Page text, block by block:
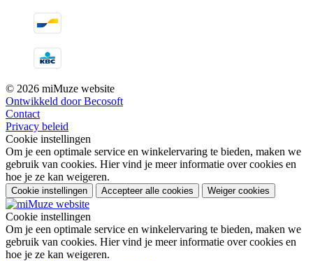
© 2026 miMuze website
Ontwikkeld door Becosoft
Contact
Privacy beleid
Cookie instellingen
Om je een optimale service en winkelervaring te bieden, maken we
gebruik van cookies. Hier vind je meer informatie over cookies en
hoe je ze kan weigeren.
Cookie instellingen Accepteer alle cookies Weiger cookies
Cookie instellingen
Om je een optimale service en winkelervaring te bieden, maken we
gebruik van cookies. Hier vind je meer informatie over cookies en
hoe je ze kan weigeren.